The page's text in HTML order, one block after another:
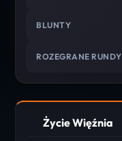
BLUNTY
ROZEGRANE RUNDY
Życie Więźnia